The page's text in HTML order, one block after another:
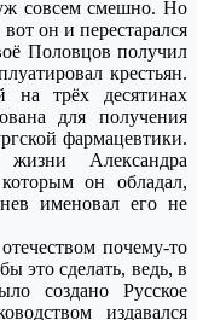
совсем смешно. Но
он и перестарался
Половцов получил
крестьян.
на трёх десятинах
для получения
фармацевтики.
Александра
он обладал,
именовал его не
почему-то
это сделать, ведь, в
создано Русское
издавался